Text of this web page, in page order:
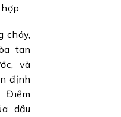
cháy,
tan
và
định
dầu